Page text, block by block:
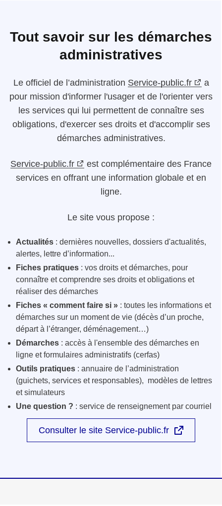
Tout savoir sur les démarches
administratives
Le officiel de l’administration Service-public.fr
a
pour mission d'informer l'usager et de l'orienter vers
les services qui lui permettent de connaître ses
obligations, d'exercer ses droits et d'accomplir ses
démarches administratives.
Service-public.fr
est complémentaire des France
services en offrant une information globale et en
ligne.
Le site vous propose :
Actualités : dernières nouvelles, dossiers d'actualités,
alertes, lettre d’information...
Fiches pratiques : vos droits et démarches, pour
connaître et comprendre ses droits et obligations et
réaliser des démarches
Fiches « comment faire si » : toutes les informations et
démarches sur un moment de vie (décès d’un proche,
départ à l’étranger, déménagement…)
Démarches : accès à l'ensemble des démarches en
ligne et formulaires administratifs (cerfas)
Outils pratiques : annuaire de l’administration
(guichets, services et responsables), modèles de lettres
et simulateurs
Une question ? : service de renseignement par courriel
Consulter le site Service-public.fr